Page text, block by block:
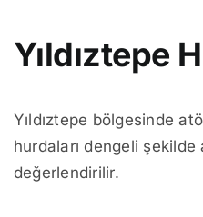
Yıldıztepe
Yıldıztepe bölgesinde
hurdaları dengeli şekilde
değerlendirilir.